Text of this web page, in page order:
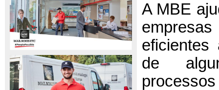
A MBE
eficientes
de